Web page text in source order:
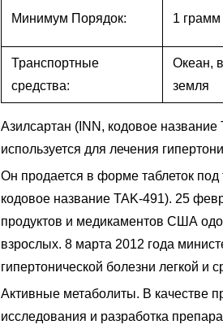
Минимум Порядок: 1 грамм
Транспортные
средства:
Океан,
земля
Азилсартан (INN, кодовое название
используется для лечения
Он продается в форме таблеток
кодовое название TAK-491). 25
продуктов и медикаментов США
взрослых. 8 марта 2012 года
гипертонической болезни легкой и
Активные метаболиты. В качестве
исследования и разработка